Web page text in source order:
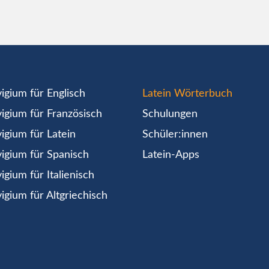
für Englisch
für Französisch
für Latein
für Spanisch
für Italienisch
für Altgriechisch
Latein Wörterbuch
Schulungen
Schüler:innen
Latein-Apps